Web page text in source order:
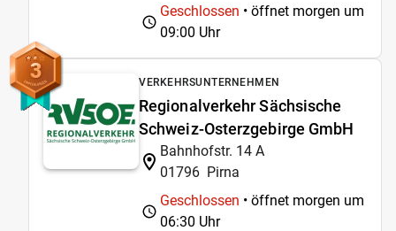
Geschlossen • öffnet morgen um
09:00 Uhr
3 VERKEHRSUNTERNEHMEN
Regionalverkehr Sächsische
Schweiz-Osterzgebirge GmbH
Bahnhofstr. 14 A
01796 Pirna
Geschlossen • öffnet morgen um
06:30 Uhr